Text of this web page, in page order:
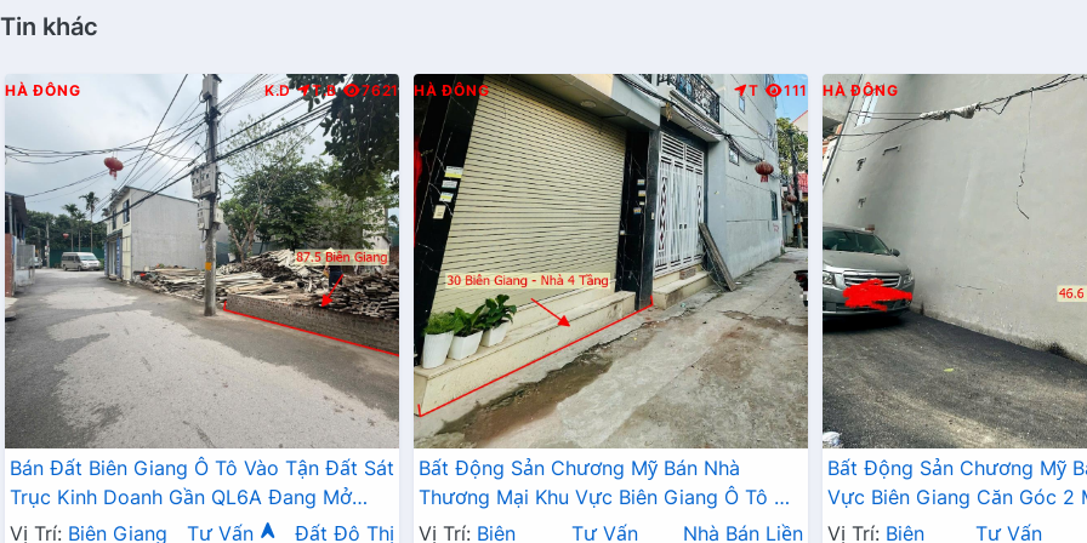
Tin khác
HÀ ĐÔNG K.D T.B 7621
Bán Đất Biên Giang Ô Tô Vào Tận Đất Sát
Trục Kinh Doanh Gần QL6A Đang Mở
Rộng
Vị Trí: Biên Giang Tư Vấn
Đất Đô Thị
HÀ ĐÔNG T 111
Bất Động Sản Chương Mỹ Bán Nhà
Thương Mại Khu Vực Biên Giang Ô Tô Đỗ
Tận Cửa Gần Trục Chính Kinh Doanh
Vị Trí: Biên
Tư Vấn
Nhà Bán Liền
HÀ ĐÔNG
Bất Động Sản Chương Mỹ
Vực Biên Giang Căn Góc 2
Tô Đỗ Tận Cửa Gần Trục
Vị Trí: Biên
Tư Vấn